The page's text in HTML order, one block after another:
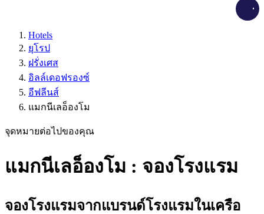
Hotels
ยุโรป
ฝรั่งเศส
อิลล์เดอฟรองซ์
อีฟลีนส์
แมกนีเลอ็องโม
จุดหมายต่อไปของคุณ
แมกนีเลอ็องโม : จองโรงแรม
จองโรงแรมจากแบรนด์โรงแรมในเครือ